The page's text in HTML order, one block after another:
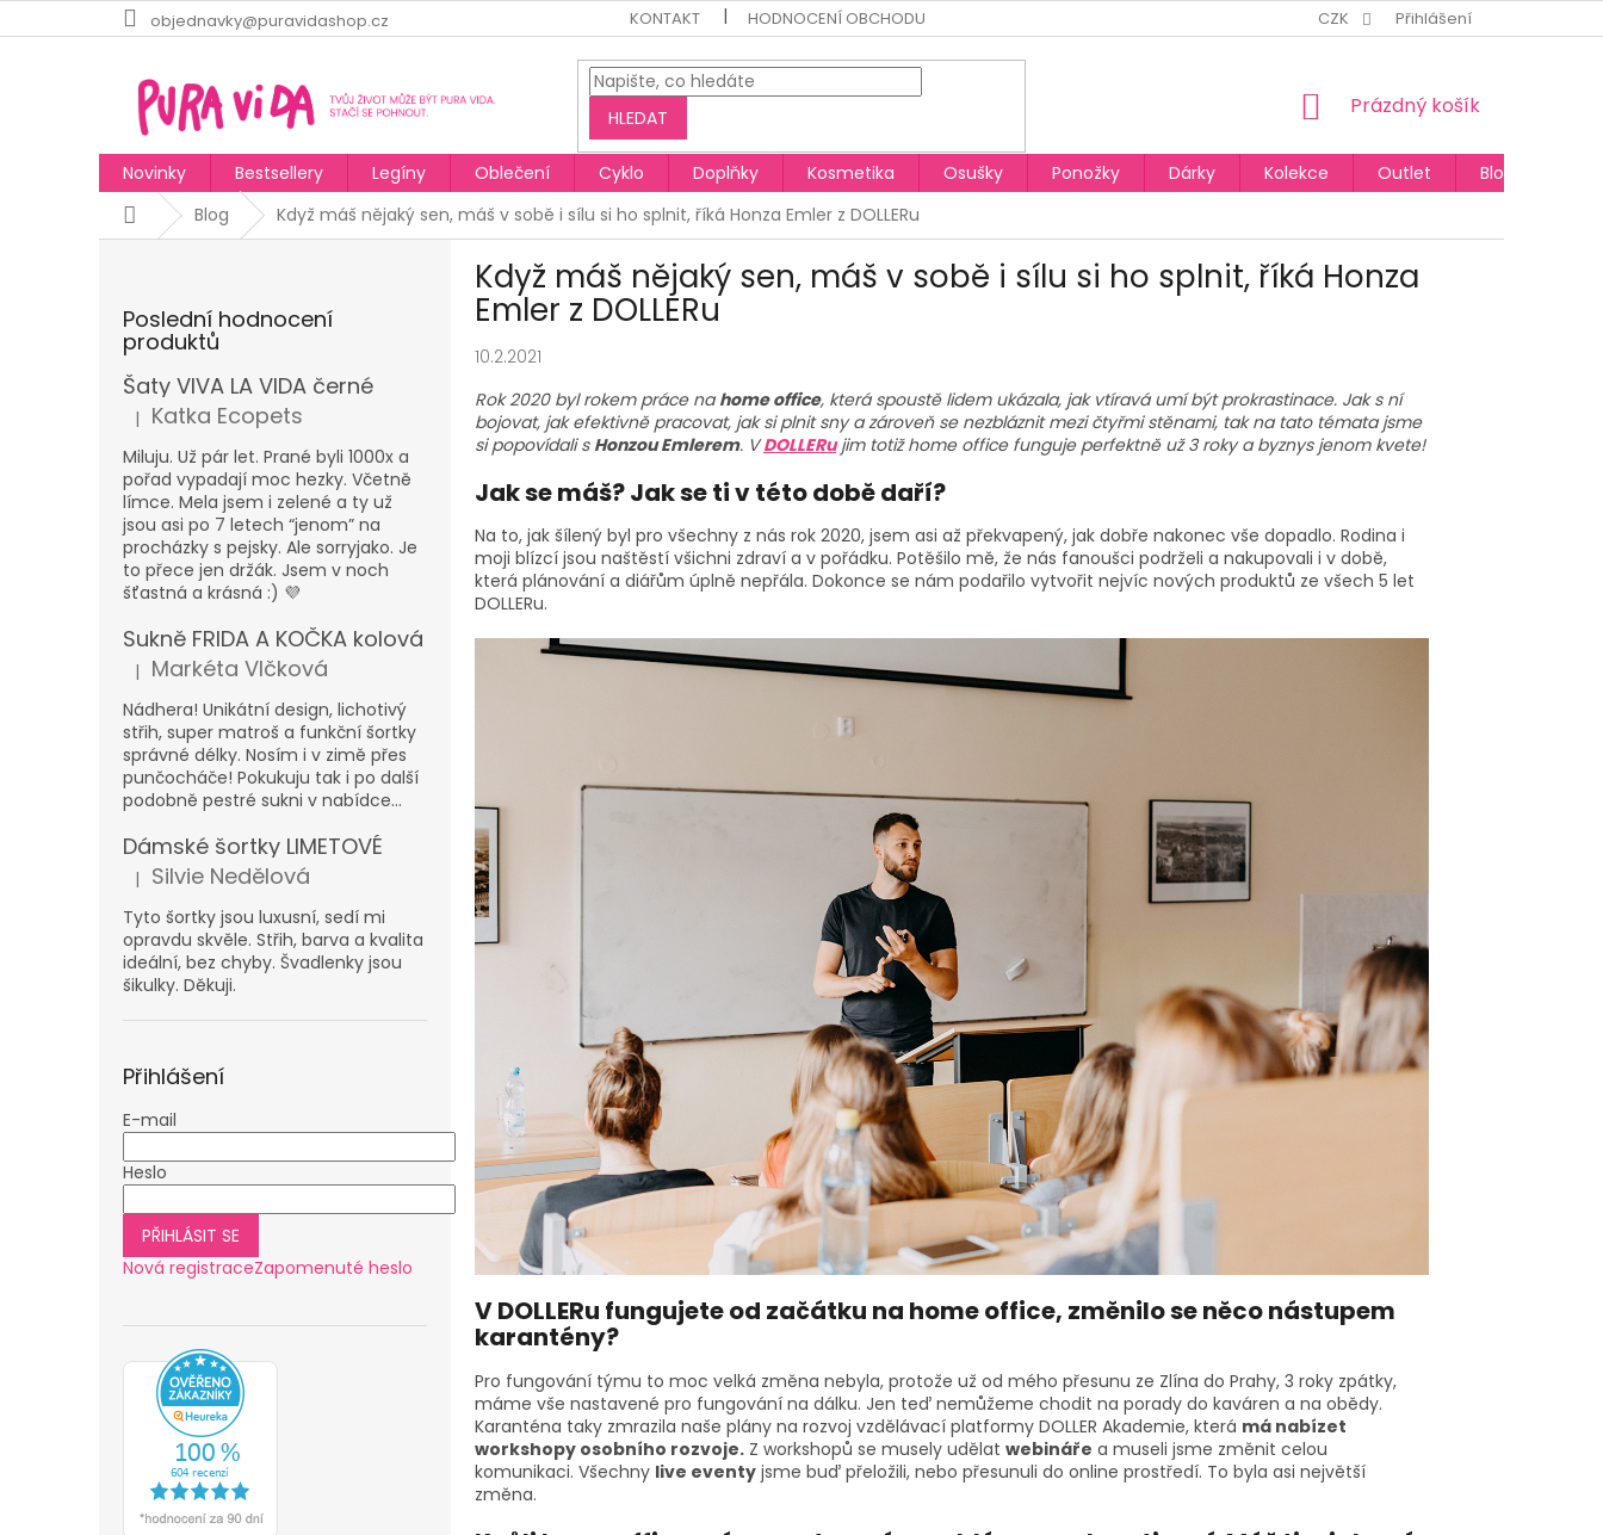
na
objednavky@puravidashop.cz KONTAKT HODNOCENÍ OBCHODU CZK Přihlášení
HLEDAT
NÁKUPNÍ
Prázdný košík
Novinky Bestsellery Legíny Oblečení Cyklo Doplňky Kosmetika Osušky Ponožky Dárky Kolekce Outlet
Blog
DomůBlog Když máš nějaký sen, máš v sobě i sílu si ho splnit, říká Honza Emler z DOLLERu
Poslední hodnocení
produktů
Šaty VIVA LA VIDA černé
Hodnocení produktu je 5 z 5 hvězdiček.
| Katka Ecopets
Miluju. Už pár let. Prané byli 1000x a
pořad vypadají moc hezky. Včetně
límce. Mela jsem i zelené a ty už
jsou asi po 7 letech “jenom” na
procházky s pejsky. Ale sorryjako. Je
to přece jen držák. Jsem v noch
šťastná a krásná :) 💜
Sukně FRIDA A KOČKA kolová
Hodnocení produktu je 5 z 5 hvězdiček.
| Markéta Vlčková
Nádhera! Unikátní design, lichotivý
střih, super matroš a funkční šortky
správné délky. Nosím i v zimě přes
punčocháče! Pokukuju tak i po další
podobně pestré sukni v nabídce...
Dámské šortky LIMETOVÉ
Hodnocení produktu je 5 z 5 hvězdiček.
| Silvie Nedělová
Tyto šortky jsou luxusní, sedí mi
opravdu skvěle. Střih, barva a kvalita
ideální, bez chyby. Švadlenky jsou
šikulky. Děkuji.
Přihlášení
E-mail
Heslo
PŘIHLÁSIT SE
Nová registraceZapomenuté heslo
Když máš nějaký sen, máš v sobě i sílu si ho splnit, říká Honza
Emler z DOLLERu
10.2.2021
Rok 2020 byl rokem práce nahome office, která spoustě lidem ukázala, jak vtíravá umí být prokrastinace. Jak s ní
bojovat, jak efektivně pracovat, jak si plnit sny a zároveň se nezbláznit mezi čtyřmi stěnami, tak na tato témata jsme
si popovídali s Honzou Emlerem. VDOLLERujim totiž home office funguje perfektně už 3 roky a byznys jenom kvete!
Jak se máš? Jak se ti v této době daří?
Na to, jak šílený byl pro všechny z nás rok 2020, jsem asi až překvapený, jak dobře nakonec vše dopadlo. Rodina i
moji blízcí jsou naštěstí všichni zdraví a v pořádku. Potěšilo mě, že nás fanoušci podrželi a nakupovali i v době,
která plánování a diářům úplně nepřála. Dokonce se nám podařilo vytvořit nejvíc nových produktů ze všech 5 let
DOLLERu.
V DOLLERu fungujete od začátku na home office, změnilo se něco nástupem
karantény?
Pro fungování týmu to moc velká změna nebyla, protože už od mého přesunu ze Zlína do Prahy, 3 roky zpátky,
máme vše nastavené pro fungování na dálku. Jen teď nemůžeme chodit na porady do kaváren a na obědy.
Karanténa taky zmrazila naše plány na rozvoj vzdělávací platformy DOLLER Akademie, která má nabízet
workshopy osobního rozvoje. Z workshopů se musely udělat webináře a museli jsme změnit celou
komunikaci. Všechny live eventy jsme buď přeložili, nebo přesunuli do online prostředí. To byla asi největší
změna.